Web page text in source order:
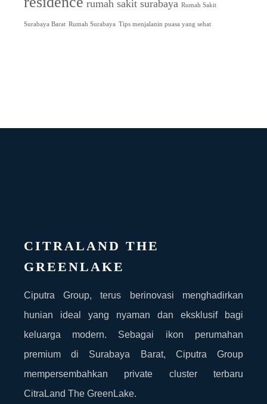
rumah sakit surabaya Rumah Sakit
Surabaya Barat Rumah Surabaya Tips menjalanin puasa yang sehat
CITRALAND THE
GREENLAKE
Ciputra Group, terus berinovasi menghadirkan
hunian ideal yang nyaman dan eksklusif bagi
keluarga modern. Sebagai ikon perumahan
premium di Surabaya Barat, Ciputra Group
mempersembahkan private cluster terbaru
CitraLand The GreenLake.